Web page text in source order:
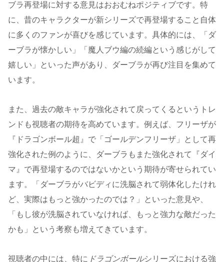
ブラ再登場に対する意見はおおむねポジティブです。特
に、昔のキャラクターが新シリーズで再登場すること自体
に多くのファンが喜びを感じています。具体的には、「ダ
ーブラが懐かしい」「魔人ブウ編の続編という感じがして
嬉しい」といった声があり、ダーブラが再び注目を集めて
います​。
また、過去の敵キャラが強化されて戻ってくるというトレ
ンドも視聴者の期待を高めています。例えば、フリーザが
『ドラゴンボール超』で「ゴールデンフリーザ」として再
強化された例のように、ダーブラもまた強化されて『ダイ
マ』で再登場するのではないかという期待が寄せられてい
ます。「ダーブラがバビディに洗脳されて弱体化したけれ
ど、実際はもっと強かったのでは？」といった意見や、
「もし彼が洗脳されていなければ、もっと強力な敵だった
かも」という考察も増えてきています。
視聴者の中には、特に ドラゴンボールシリーズにおける強